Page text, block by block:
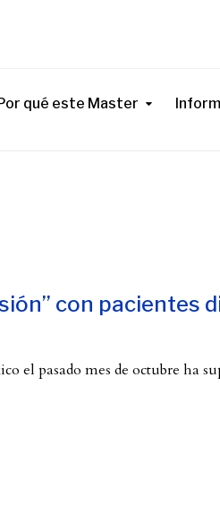
qué este Master
con pacientes
el pasado mes de octubre ha